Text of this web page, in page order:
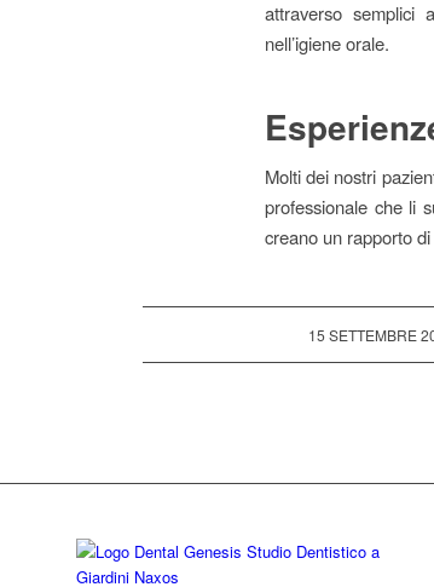
attraverso semplici
nell’igiene orale.
Molti dei nostri
professionale che li
creano un rapporto
15 SETTEMBRE
/